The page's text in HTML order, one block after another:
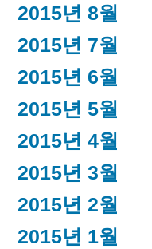
2015년 8월
2015년 7월
2015년 6월
2015년 5월
2015년 4월
2015년 3월
2015년 2월
2015년 1월